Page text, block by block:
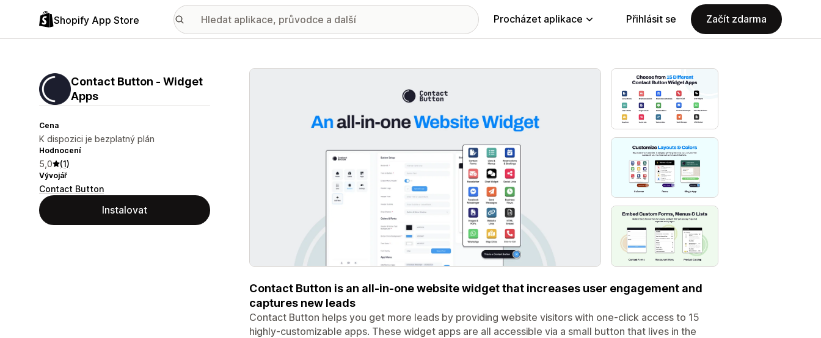
Shopify App Store Procházet aplikace Přihlásit se Začít zdarma
Contact Button ‑ Widget
Apps
Cena
K dispozici je bezplatný plán
Hodnocení
5,0 (1)
Vývojář
Contact Button
Instalovat
Galerie propagovaných obrázků
Contact Button is an all-in-one website widget that increases user engagement and
captures new leads
Contact Button helps you get more leads by providing website visitors with one-click access to 15
highly-customizable apps. These widget apps are all accessible via a small button that lives in the